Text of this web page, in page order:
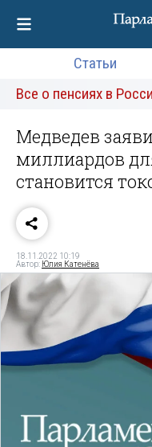
Статьи
Все о пенсиях в
Медведев
миллиардов
становится
18.11.2022 10:19
Автор: Юлия Катенёва